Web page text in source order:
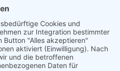
Lage u.a. als
diente.
wurde die gesamte
Gartenbauamt gerodet,
dem Kunstprojekt hatte.
zerstört. Viele der